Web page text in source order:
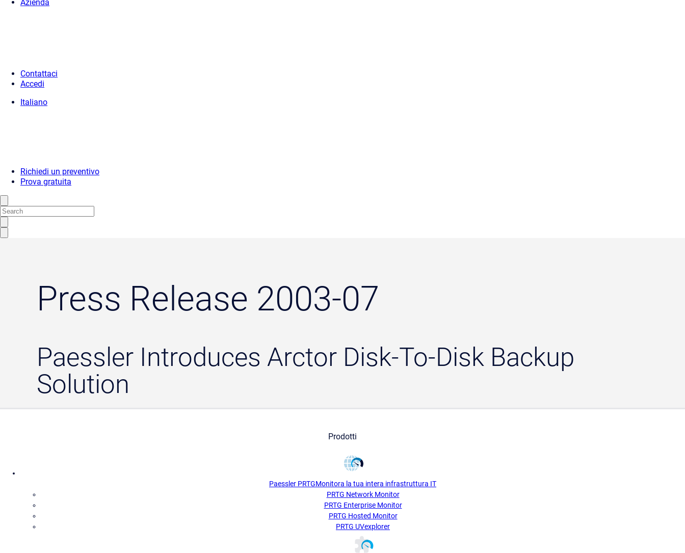
Azienda
Contattaci
Accedi
Italiano
Richiedi un preventivo
Prova gratuita
Press Release 2003-07
Paessler Introduces Arctor Disk-To-Disk Backup
Solution
Prodotti
Paessler PRTGMonitora la tua intera infrastruttura IT
PRTG Network Monitor
PRTG Enterprise Monitor
PRTG Hosted Monitor
PRTG UVexplorer